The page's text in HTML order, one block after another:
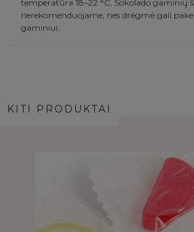
temperatūra 18–22 °C. Šokolado gaminių
nerekomenduojame, nes drėgmė gali
gaminiui.
KITI PRODUKTAI